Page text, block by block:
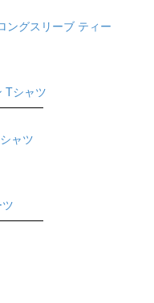
ングスリーブ ティー
ャツ